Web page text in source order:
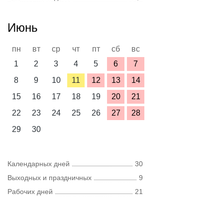
Июнь
пн вт ср чт пт сб
вс
1
2 3 4 5 6
7
8
9 10 11 12 13
14
15
16 17 18 19 20
21
22
23 24 25 26 27
28
29
30
Календарных дней
30
Выходных и праздничных
9
Рабочих дней
21